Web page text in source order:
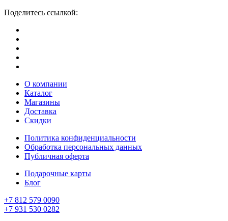
Поделитесь ссылкой:
О компании
Каталог
Магазины
Доставка
Скидки
Политика конфиденциальности
Обработка персональных данных
Публичная оферта
Подарочные карты
Блог
+7 812 579 0090
+7 931 530 0282